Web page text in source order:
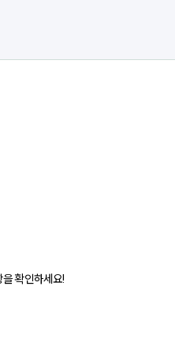
확인하세요!